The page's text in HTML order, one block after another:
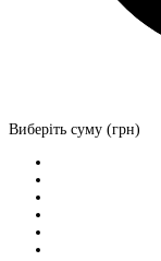
Виберіть суму (грн)